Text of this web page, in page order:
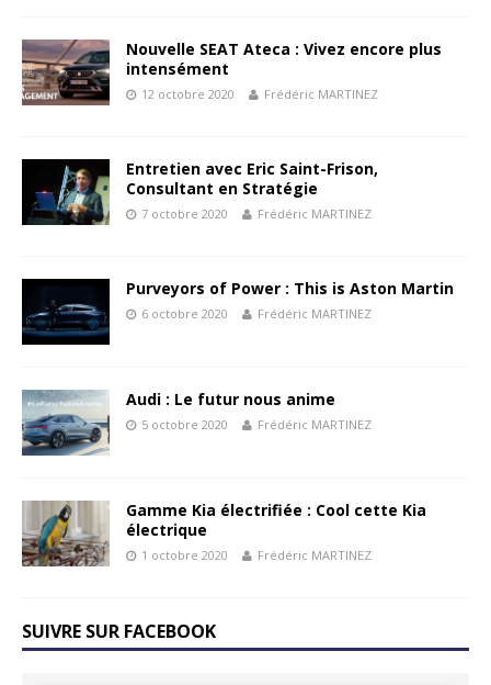
Nouvelle SEAT Ateca : Vivez encore plus
intensément
12 octobre 2020 Frédéric MARTINEZ
Entretien avec Eric Saint-Frison,
Consultant en Stratégie
7 octobre 2020 Frédéric MARTINEZ
Purveyors of Power : This is Aston Martin
6 octobre 2020 Frédéric MARTINEZ
Audi : Le futur nous anime
5 octobre 2020 Frédéric MARTINEZ
Gamme Kia électrifiée : Cool cette Kia
électrique
1 octobre 2020 Frédéric MARTINEZ
SUIVRE SUR FACEBOOK